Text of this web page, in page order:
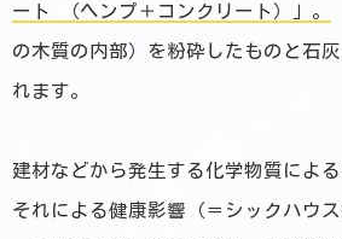
ート （ヘンプ＋コンクリート）」。
の木質の内部）を粉砕したものと石
れます。
建材などから発生する化学物質による
それによる健康影響（＝シックハウ